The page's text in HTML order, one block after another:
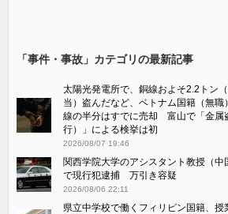
「事件・事故」カテゴリの最新記事
太陽光発電所で、銅線およそ2.2トン
当）盗んだなど、ベトナム国籍（無
線の半分はすでに売却 富山で「金属
行）」による検挙は初
2026/08/07 19:46
関西学院大学のアシスタント教授（中
で現行犯逮捕 万引き容疑
2026/08/06 22:11
県立中学校で働くフィリピン国籍、